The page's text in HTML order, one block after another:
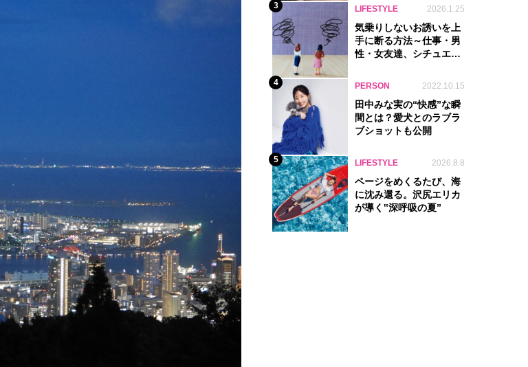
3 LIFESTYLE 2026.1.25
気乗りしないお誘いを上
手に断る方法～仕事・男
性・女友達、シチュエー
4 PERSON 2022.10.15
田中みな実の“快感”な瞬
間とは？愛犬とのラブラ
ブショットも公開
5 LIFESTYLE 2026.8.8
ページをめくるたび、海
に沈み還る。沢尻エリカ
が導く‟深呼吸の夏”